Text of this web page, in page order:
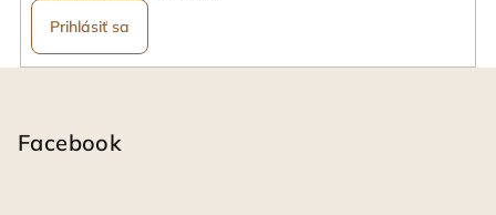
Prihlásiť sa
Facebook